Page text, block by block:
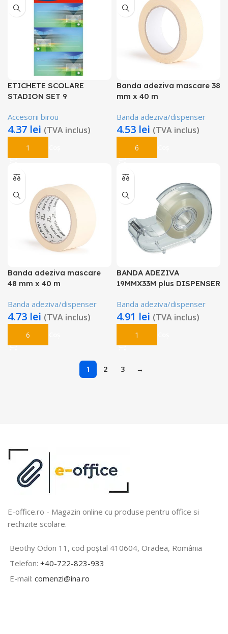
ETICHETE SCOLARE
STADION SET 9
Accesorii birou
4.37 lei (TVA inclus)
Adaugă În Coș
Banda adeziva mascare 38
mm x 40 m
Banda adeziva/dispenser
4.53 lei (TVA inclus)
Adaugă În Coș
Banda adeziva mascare
48 mm x 40 m
Banda adeziva/dispenser
4.73 lei (TVA inclus)
Adaugă În Coș
BANDA ADEZIVA
19MMX33M plus DISPENSER
Banda adeziva/dispenser
4.91 lei (TVA inclus)
Adaugă În Coș
1 2 3 →
E-office.ro - Magazin online cu produse pentru office si
rechizite scolare.
Beothy Odon 11, cod poștal 410604, Oradea, România
Telefon: +40-722-823-933
E-mail: comenzi@ina.ro